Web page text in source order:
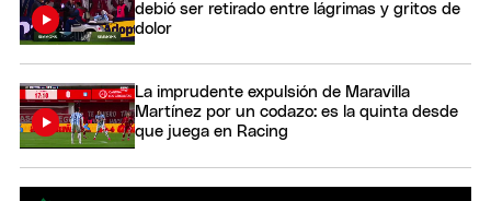
debió ser retirado entre lágrimas y gritos de
dolor
La imprudente expulsión de Maravilla
Martínez por un codazo: es la quinta desde
que juega en Racing